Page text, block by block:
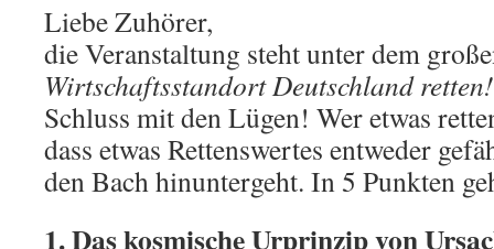
Liebe Zuhörer,
die Veranstaltung steht unter dem
Wirtschaftsstandort Deutschland retten!
Schluss mit den Lügen! Wer etwas
dass etwas Rettenswertes entweder
den Bach hinuntergeht. In 5 Punkten
1. Das kosmische Urprinzip von